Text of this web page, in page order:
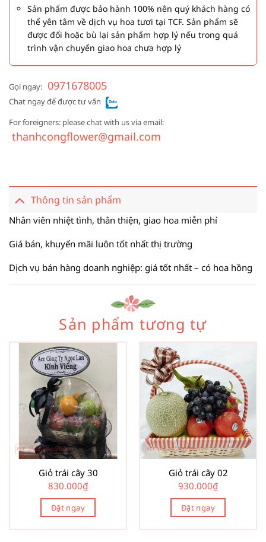
Sản phẩm được bảo hành 100% nên quý khách hàng có
thể yên tâm về dịch vụ hoa tươi tại TCF. Sản phẩm sẽ
được đổi hoặc bù lại sản phẩm hợp lý nếu trong quá
trình vận chuyển giao hoa chưa hợp lý
Gọi ngay: 0971678005
Chat ngay để được tư vấn
For foreigners: please chat with us via email:
thanhcongflower@gmail.com
Thông tin sản phẩm
Nhân viên nhiệt tình, thân thiện, giao hoa miễn phí
Giá bán, khuyến mãi luôn tốt nhất thị trường
Dịch vụ bán hàng doanh nghiệp: giá tốt nhất – có hoa hồng
Sản phẩm tương tự
Giỏ trái cây 30
830.000₫
Đặt ngay
Giỏ trái cây 02
930.000₫
Đặt ngay